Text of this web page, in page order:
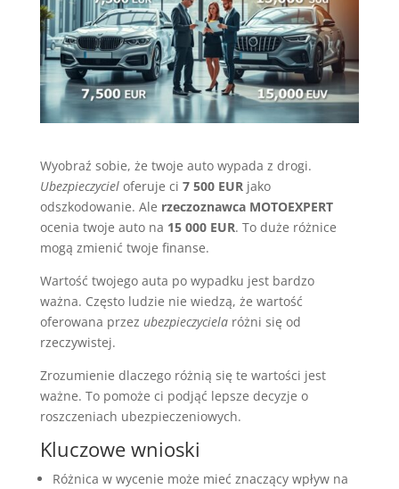
Wyobraź sobie, że twoje auto wypada z drogi.
Ubezpieczycieloferuje ci 7 500 EURjako
odszkodowanie. Ale rzeczoznawca MOTOEXPERT
ocenia twoje auto na 15 000 EUR. To duże różnice
mogą zmienić twoje finanse.
Wartość twojego auta po wypadku jest bardzo
ważna. Często ludzie nie wiedzą, że wartość
oferowana przez ubezpieczycielaróżni się od
rzeczywistej.
Zrozumienie dlaczego różnią się te wartości jest
ważne. To pomoże ci podjąć lepsze decyzje o
roszczeniach ubezpieczeniowych.
Kluczowe wnioski
Różnica w wycenie może mieć znaczący wpływ na